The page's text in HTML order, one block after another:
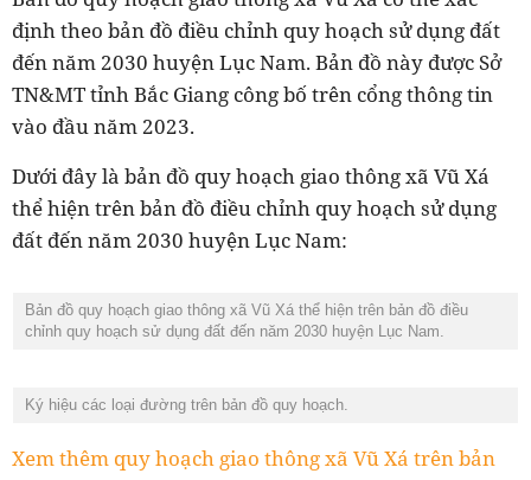
định theo bản đồ điều chỉnh quy hoạch sử dụng đất
đến năm 2030 huyện Lục Nam. Bản đồ này được Sở
TN&MT tỉnh Bắc Giang công bố trên cổng thông tin
vào đầu năm 2023.
Dưới đây là bản đồ quy hoạch giao thông xã Vũ Xá
thể hiện trên bản đồ điều chỉnh quy hoạch sử dụng
đất đến năm 2030 huyện Lục Nam:
Bản đồ quy hoạch giao thông xã Vũ Xá thể hiện trên bản đồ điều
chỉnh quy hoạch sử dụng đất đến năm 2030 huyện Lục Nam.
Ký hiệu các loại đường trên bản đồ quy hoạch.
Xem thêm quy hoạch giao thông xã Vũ Xá trên bản